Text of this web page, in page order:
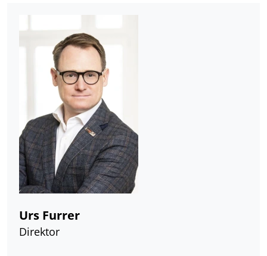
Urs Furrer
Direktor